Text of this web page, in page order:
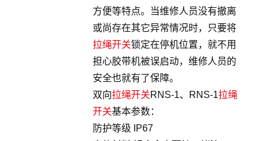
方便等特点。当维修人员没有撤离
或尚存在其它异常情况时，只要将
拉绳开关锁定在停机位置，就不用
担心胶带机被误启动，维修人员的
安全也就有了保障。
双向拉绳开关RNS-1、RNS-1拉绳
开关基本参数：
防护等级 IP67